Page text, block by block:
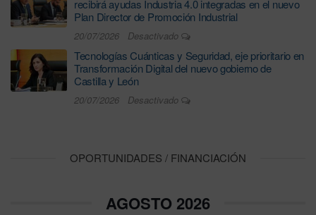
recibirá ayudas Industria 4.0 integradas en el nuevo
Plan Director de Promoción Industrial
20/07/2026 Desactivado
Tecnologías Cuánticas y Seguridad, eje prioritario en
Transformación Digital del nuevo gobierno de
Castilla y León
20/07/2026 Desactivado
OPORTUNIDADES / FINANCIACIÓN
AGOSTO 2026